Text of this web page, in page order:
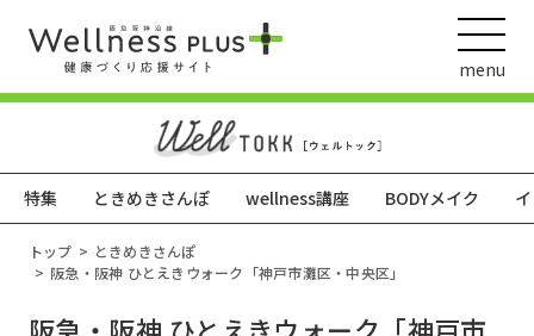
menu
特集 ときめきさんぽ wellness講座 BODYメイク
トップ
ときめきさんぽ
阪急・阪神 ひとえきウォーク「神戸市灘区・中央区」
ウェルネス動画